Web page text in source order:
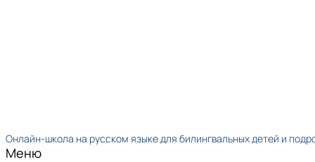
Онлайн-школа на русском языке для билингвальных детей и
Меню